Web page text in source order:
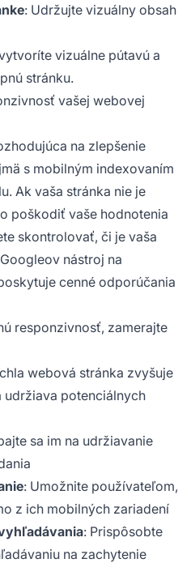
: Udržujte vizuálny obsah
vizuálne pútavú a
stránku.
vašej webovej
na zlepšenie
s mobilným indexovaním
Ak vaša stránka nie je
poškodiť vaše hodnotenia
skontrolovať, či je vaša
nástroj na
cenné odporúčania
responzivnosť, zamerajte
webová stránka zvyšuje
udržiava potenciálnych
sa im na udržiavanie
: Umožnite používateľom,
z ich mobilných zariadení
: Prispôsobte
na zachytenie